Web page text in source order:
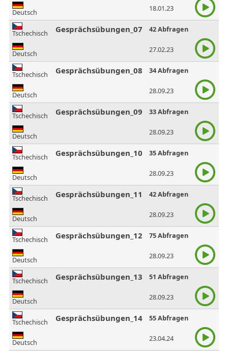
Deutsch 18.01.23
Tschechisch Gesprächsübungen_07 42 Abfragen
Deutsch 27.02.23
Tschechisch Gesprächsübungen_08 34 Abfragen
Deutsch 28.09.23
Tschechisch Gesprächsübungen_09 33 Abfragen
Deutsch 28.09.23
Tschechisch Gesprächsübungen_10 35 Abfragen
Deutsch 28.09.23
Tschechisch Gesprächsübungen_11 42 Abfragen
Deutsch 28.09.23
Tschechisch Gesprächsübungen_12 75 Abfragen
Deutsch 28.09.23
Tschechisch Gesprächsübungen_13 51 Abfragen
Deutsch 28.09.23
Tschechisch Gesprächsübungen_14 55 Abfragen
Deutsch 23.04.24